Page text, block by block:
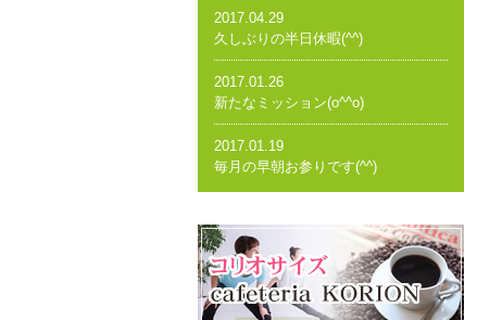
2017.04.29
久しぶりの半日休暇(^^)
2017.01.26
新たなミッション(o^^o)
2017.01.19
毎月の早朝お参りです(^^)